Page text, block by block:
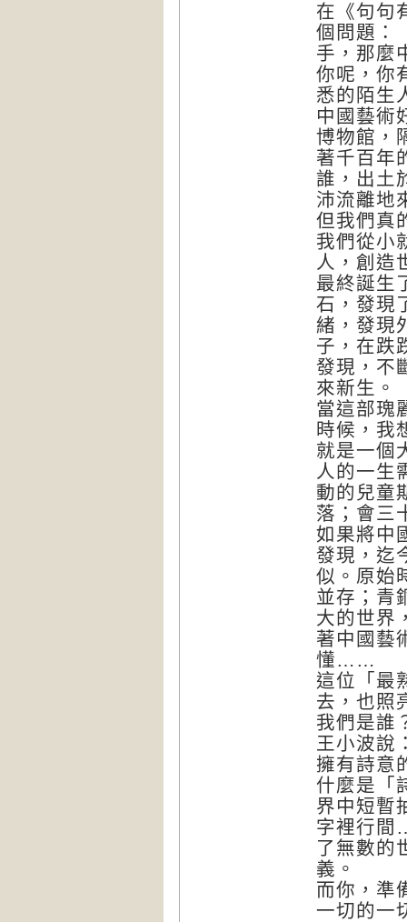
在《句句
個問題：
手，那麼
你呢，你
悉的陌生
中國藝術
博物館，
著千百年
誰，出土
沛流離地
但我們真
我們從小
人，創造
最終誕生
石，發現
緒，發現
子，在跌
發現，不
來新生。
當這部瑰
時候，我
就是一個
人的一生
動的兒童
落；會
如果將中
發現，迄
似。原始
並存；青
大的世界
著中國藝
懂……
這位「最
去，也照
我們是誰
王小波說
擁有詩意
什麼是「
界中短暫
字裡行間
了無數的
義。
而你，準
一切的一